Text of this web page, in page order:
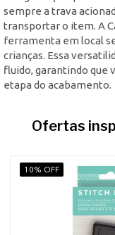
sempre a trava
transportar o item. A
ferramenta em local
crianças. Essa
fluido, garantindo que
etapa do acabamento.
Ofertas
10% OFF